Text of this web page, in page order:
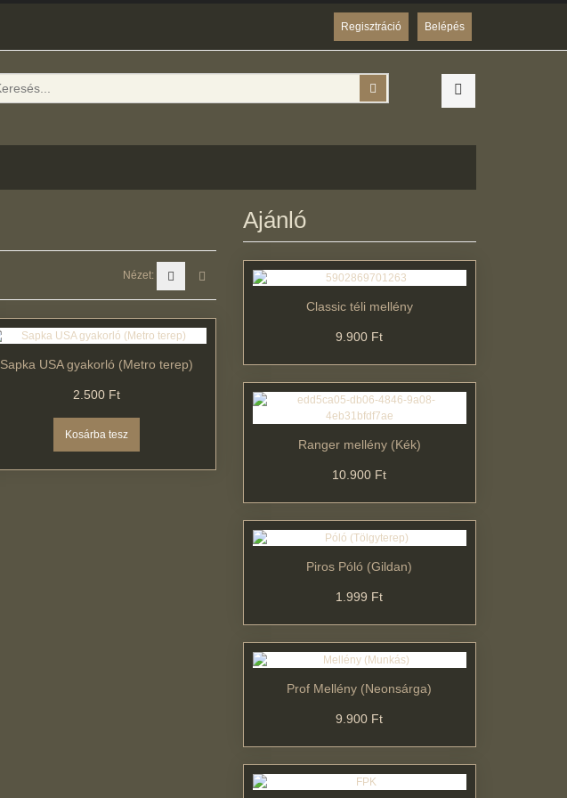
Regisztráció Belépés
Nézet:
Sapka USA gyakorló (Metro terep)
2.500 Ft
Ajánló
Classic téli mellény
9.900 Ft
Ranger mellény (Kék)
10.900 Ft
Piros Póló (Gildan)
1.999 Ft
Prof Mellény (Neonsárga)
9.900 Ft